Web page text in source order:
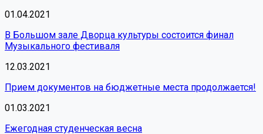
01.04.2021
В Большом зале Дворца культуры состоится финал
Музыкального фестиваля
12.03.2021
Прием документов на бюджетные места продолжается!
01.03.2021
Ежегодная студенческая весна